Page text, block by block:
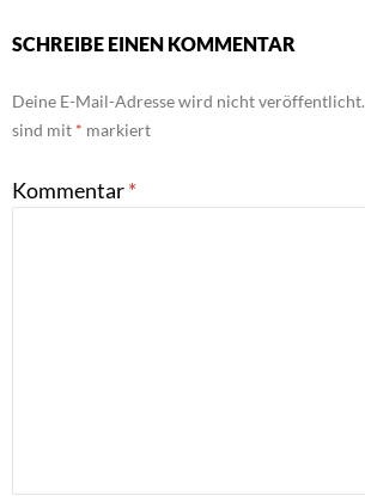
SCHREIBE EINEN KOMMENTAR
Deine E-Mail-Adresse wird nicht veröffentlicht.
sind mit * markiert
Kommentar*